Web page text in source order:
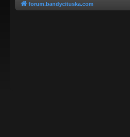
forum.bandycituska.com